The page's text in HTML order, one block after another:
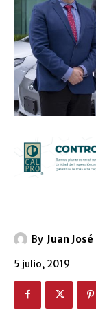
By Juan José
5 julio, 2019